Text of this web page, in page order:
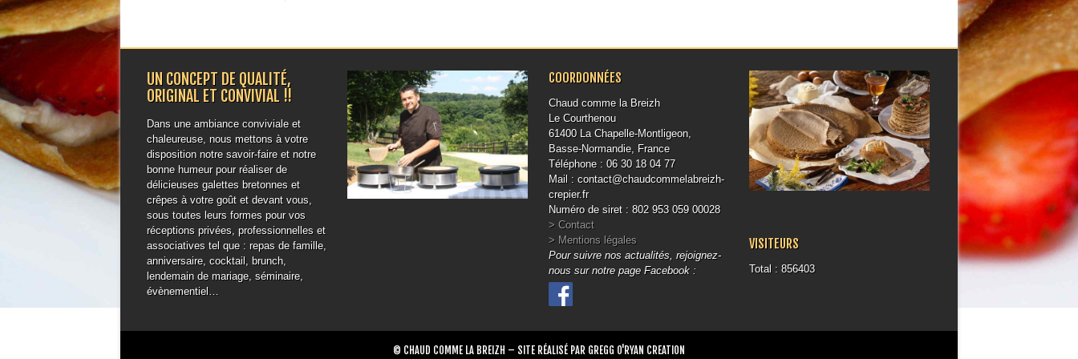
UN CONCEPT DE QUALITÉ,
ORIGINAL ET CONVIVIAL !!
Dans une ambiance conviviale et
chaleureuse, nous mettons à votre
disposition notre savoir-faire et notre
bonne humeur pour réaliser de
délicieuses galettes bretonnes et
crêpes à votre goût et devant vous,
sous toutes leurs formes pour vos
réceptions privées, professionnelles et
associatives tel que : repas de famille,
anniversaire, cocktail, brunch,
lendemain de mariage, séminaire,
évènementiel…
COORDONNÉES
Chaud comme la Breizh
Le Courthenou
61400 La Chapelle-Montligeon,
Basse-Normandie, France
Téléphone : 06 30 18 04 77
Mail : contact@chaudcommelabreizh-
crepier.fr
Numéro de siret : 802 953 059 00028
> Contact
> Mentions légales
Pour suivre nos actualités, rejoignez-
nous sur notre page Facebook :
VISITEURS
Total : 856403
© CHAUD COMME LA BREIZH – SITE RÉALISÉ PAR GREGG O'RYAN CREATION